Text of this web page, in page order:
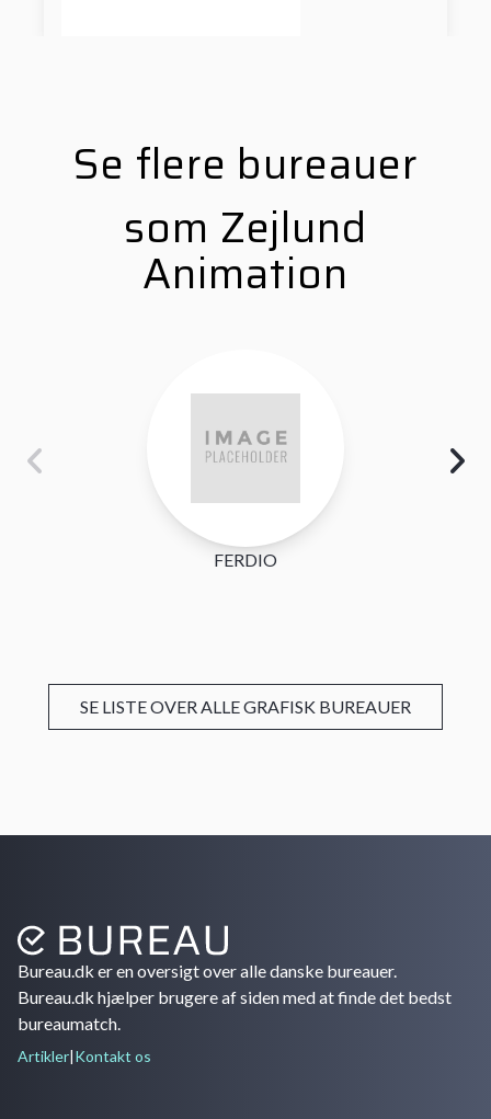
Se flere bureauer
som Zejlund
Animation
FERDIO
SE LISTE OVER ALLE GRAFISK BUREAUER
Bureau.dk er en oversigt over alle danske bureauer.
Bureau.dk hjælper brugere af siden med at finde det bedst
bureaumatch.
Artikler|Kontakt os